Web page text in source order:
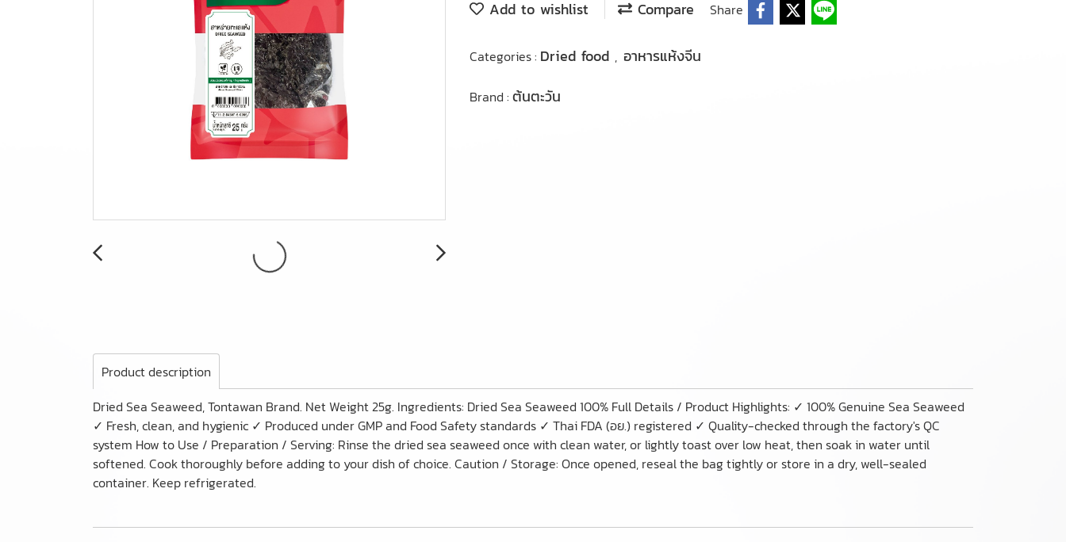
Add to wishlist Compare Share
Categories : Dried food , อาหารแห้งจีน
Brand : ต้นตะวัน
Product description
Dried Sea Seaweed, Tontawan Brand. Net Weight 25g. Ingredients: Dried Sea Seaweed 100% Full Details / Product Highlights: ✓ 100% Genuine Sea Seaweed
✓ Fresh, clean, and hygienic ✓ Produced under GMP and Food Safety standards ✓ Thai FDA (อย.) registered ✓ Quality-checked through the factory's QC
system How to Use / Preparation / Serving: Rinse the dried sea seaweed once with clean water, or lightly toast over low heat, then soak in water until
softened. Cook thoroughly before adding to your dish of choice. Caution / Storage: Once opened, reseal the bag tightly or store in a dry, well-sealed
container. Keep refrigerated.